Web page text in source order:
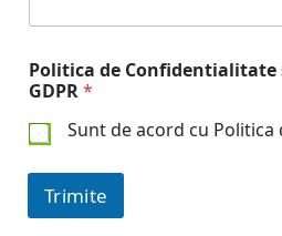
Politica de
GDPR*
Sunt de acord cu
Trimite